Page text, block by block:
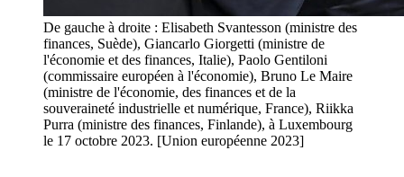
De gauche à droite : Elisabeth Svantesson (ministre des
finances, Suède), Giancarlo Giorgetti (ministre de
l'économie et des finances, Italie), Paolo Gentiloni
(commissaire européen à l'économie), Bruno Le Maire
(ministre de l'économie, des finances et de la
souveraineté industrielle et numérique, France), Riikka
Purra (ministre des finances, Finlande), à Luxembourg
le 17 octobre 2023. [Union européenne 2023]